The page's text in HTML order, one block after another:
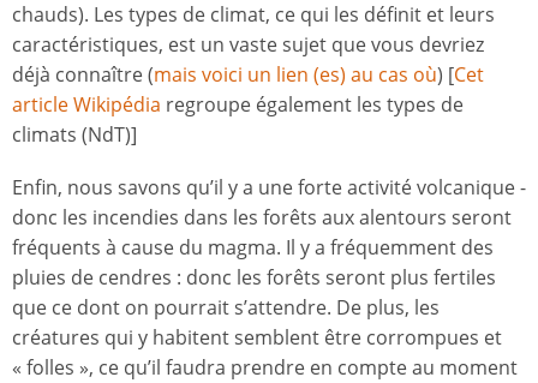
chauds). Les types de climat, ce qui les définit et leurs
caractéristiques, est un vaste sujet que vous devriez
déjà connaître (mais voici un lien (es) au cas où) [Cet
article Wikipédia regroupe également les types de
climats (NdT)]
Enfin, nous savons qu’il y a une forte activité volcanique -
donc les incendies dans les forêts aux alentours seront
fréquents à cause du magma. Il y a fréquemment des
pluies de cendres : donc les forêts seront plus fertiles
que ce dont on pourrait s’attendre. De plus, les
créatures qui y habitent semblent être corrompues et
« folles », ce qu’il faudra prendre en compte au moment